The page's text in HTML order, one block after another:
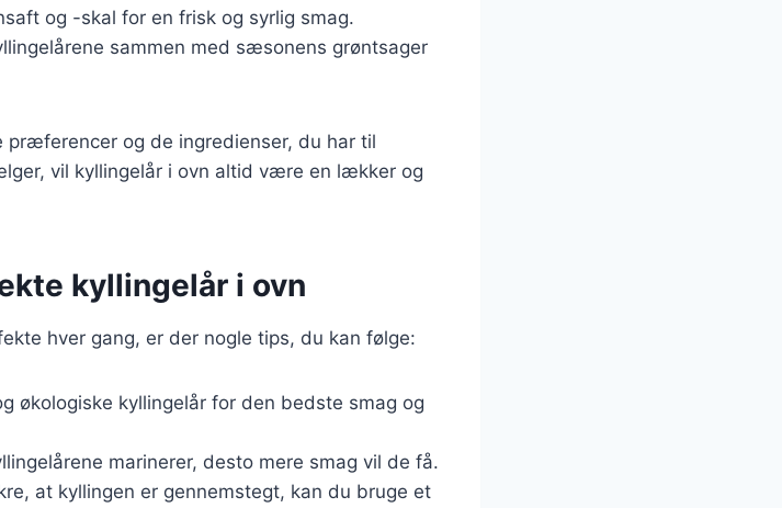
og -skal for en frisk og syrlig smag.
sammen med sæsonens grøntsager
og de ingredienser, du har til
vil kyllingelår i ovn altid være en lækker og
kyllingelår i ovn
hver gang, er der nogle tips, du kan følge:
økologiske kyllingelår for den bedste smag og
marinerer, desto mere smag vil de få.
at kyllingen er gennemstegt, kan du bruge et